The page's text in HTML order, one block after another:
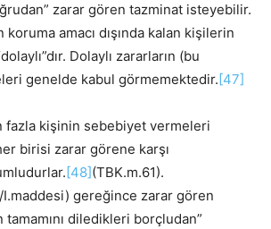
zarar gören tazminat isteyebilir.
koruma amacı dışında kalan kişilerin
Dolaylı zararların (bu
genelde kabul görmemektedir. [47]
fazla kişinin sebebiyet vermeleri
birisi zarar görene karşı
[48](TBK.m.61).
I.maddesi) gereğince zarar gören
tamamını diledikleri borçludan”